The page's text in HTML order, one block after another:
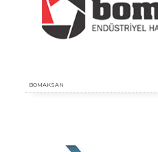
BOMAKSAN